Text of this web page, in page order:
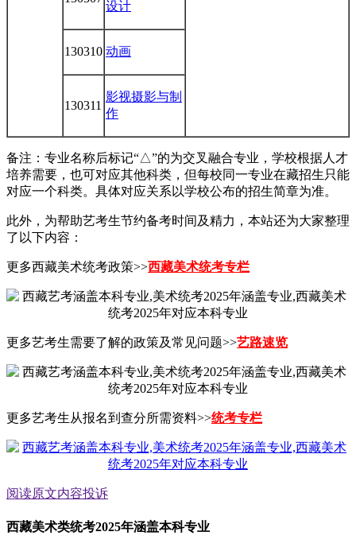
设计
130310 动画
130311
影视摄影与制
作
备注：专业名称后标记“△”的为交叉融合专业，学校根据人才
培养需要，也可对应其他科类，但每校同一专业在藏招生只能
对应一个科类。具体对应关系以学校公布的招生简章为准。
此外，为帮助艺考生节约备考时间及精力，本站还为大家整理
了以下内容：
更多西藏美术统考政策>>西藏美术统考专栏
更多艺考生需要了解的政策及常见问题>>艺路速览
更多艺考生从报名到查分所需资料>>统考专栏
阅读原文内容投诉
西藏美术类统考2025年涵盖本科专业